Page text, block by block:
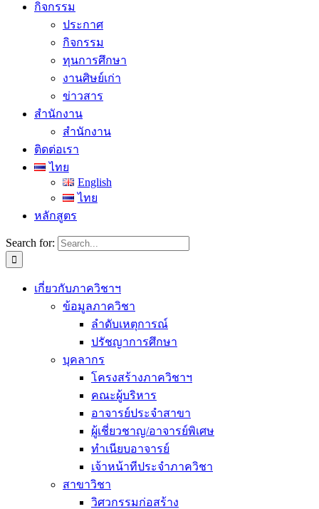
กิจกรรม
ประกาศ
กิจกรรม
ทุนการศึกษา
งานศิษย์เก่า
ข่าวสาร
สำนักงาน
สำนักงาน
ติดต่อเรา
ไทย
English
ไทย
หลักสูตร
Search for:
เกี่ยวกับภาควิชาฯ
ข้อมูลภาควิชา
ลำดับเหตุการณ์
ปรัชญาการศึกษา
บุคลากร
โครงสร้างภาควิชาฯ
คณะผู้บริหาร
อาจารย์ประจำสาขา
ผู้เชี่ยวชาญ/อาจารย์พิเศษ
ทำเนียบอาจารย์
เจ้าหน้าทีประจำภาควิชา
สาขาวิชา
วิศวกรรมก่อสร้าง